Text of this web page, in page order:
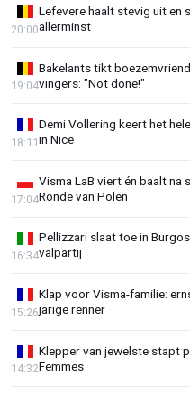
Lefevere haalt stevig uit en
allerminst
20:00
Bakelants tikt
vingers: "Not done!"
19:04
Demi Vollering keert het
in Nice
18:11
Visma LaB viert én baalt na
Ronde van Polen
17:04
Pellizzari slaat toe in
valpartij
16:34
Klap voor Visma-familie:
jarige renner
15:26
Klepper van jewelste stapt
Femmes
14:32